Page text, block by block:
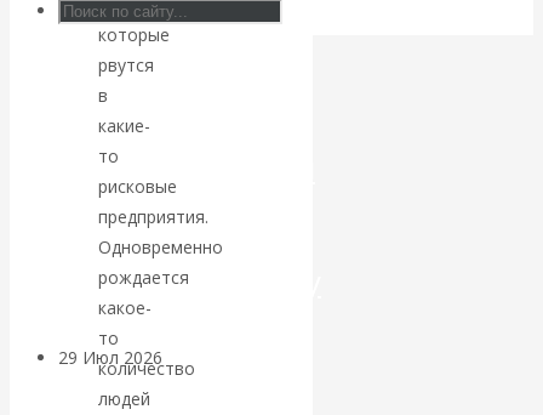
Искусственный
интеллект —
революционный
переход к
посткапитализму
29 Июл 2026
финансовая олигархия
которые
рвутся
в
какие-
то
рисковые
предприятия.
Одновременно
рождается
какое-
то
количество
людей